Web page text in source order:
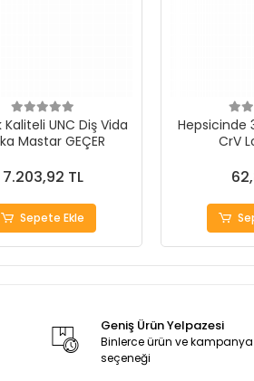
Kaliteli UNC Diş Vida
Mastar GEÇER
7.203,92 TL
Sepete Ekle
Hepsicinde
CrV
Geniş Ürün Yelpazesi
Binlerce ürün ve kampanya
seçeneği